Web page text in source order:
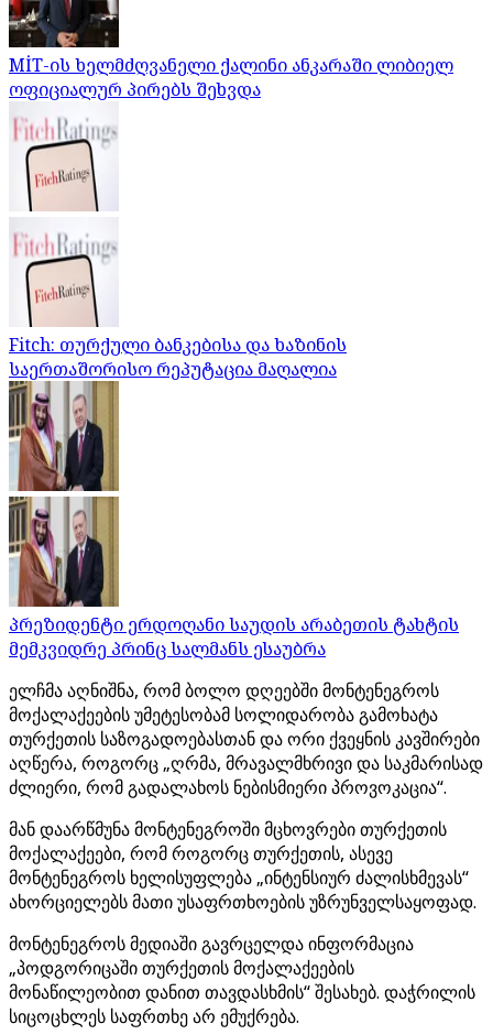
MİT-ის ხელმძღვანელი ქალინი ანკარაში ლიბიელ
ოფიციალურ პირებს შეხვდა
Fitch: თურქული ბანკებისა და ხაზინის
საერთაშორისო რეპუტაცია მაღალია
პრეზიდენტი ერდოღანი საუდის არაბეთის ტახტის
მემკვიდრე პრინც სალმანს ესაუბრა
ელჩმა აღნიშნა, რომ ბოლო დღეებში მონტენეგროს
მოქალაქეების უმეტესობამ სოლიდარობა გამოხატა
თურქეთის საზოგადოებასთან და ორი ქვეყნის კავშირები
აღწერა, როგორც „ღრმა, მრავალმხრივი და საკმარისად
ძლიერი, რომ გადალახოს ნებისმიერი პროვოკაცია“.
მან დაარწმუნა მონტენეგროში მცხოვრები თურქეთის
მოქალაქეები, რომ როგორც თურქეთის, ასევე
მონტენეგროს ხელისუფლება „ინტენსიურ ძალისხმევას“
ახორციელებს მათი უსაფრთხოების უზრუნველსაყოფად.
მონტენეგროს მედიაში გავრცელდა ინფორმაცია
„პოდგორიცაში თურქეთის მოქალაქეების
მონაწილეობით დანით თავდასხმის“ შესახებ. დაჭრილის
სიცოცხლეს საფრთხე არ ემუქრება.